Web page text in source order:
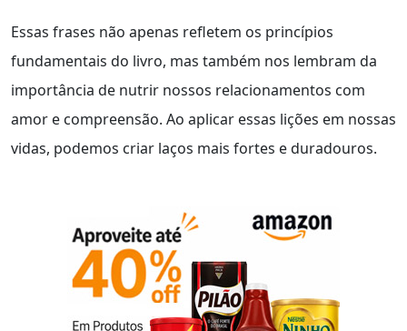
Essas frases não apenas refletem os princípios
fundamentais do livro, mas também nos lembram da
importância de nutrir nossos relacionamentos com
amor e compreensão. Ao aplicar essas lições em nossas
vidas, podemos criar laços mais fortes e duradouros.